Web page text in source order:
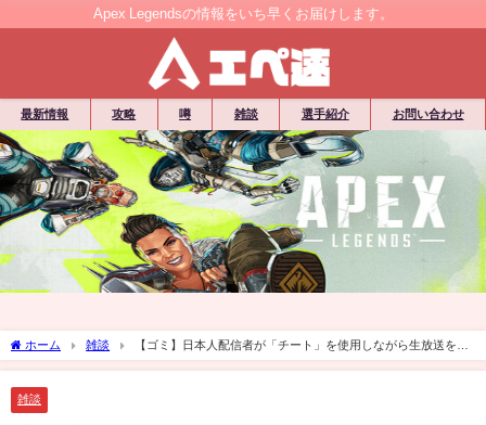
Apex Legendsの情報をいち早くお届けします。
最新情報 攻略 噂 雑談 選手紹介 お問い合わせ
ホーム 雑談
【ゴミ】日本人配信者が「チート」を使用しながら生放送をし
ている件について・・・
雑談